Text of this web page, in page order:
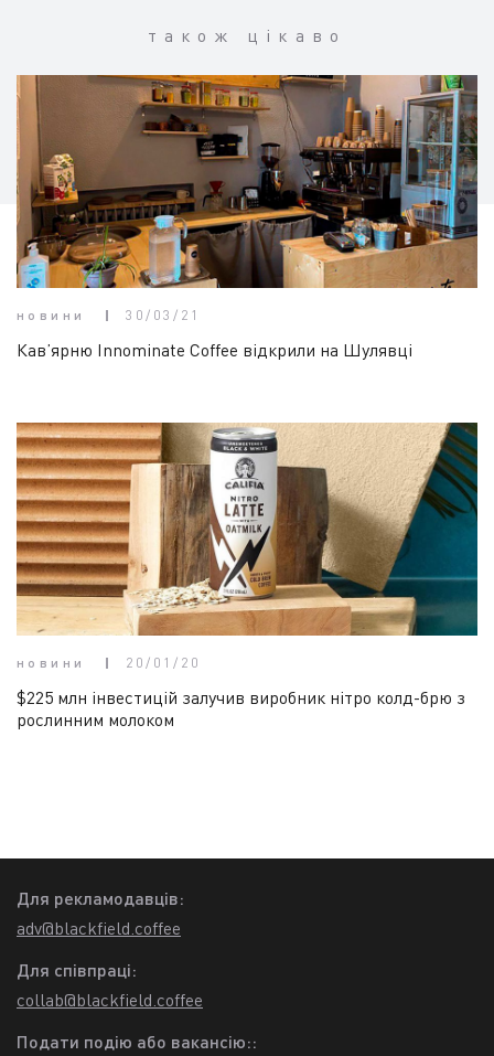
також цікаво
новини 30/03/21
Кав’ярню Innominate Coffee відкрили на Шулявці
новини 20/01/20
$225 млн інвестицій залучив виробник нітро колд-брю з
рослинним молоком
Для рекламодавців:
adv@blackfield.coffee
Для співпраці:
collab@blackfield.coffee
Подати подію або вакансію::